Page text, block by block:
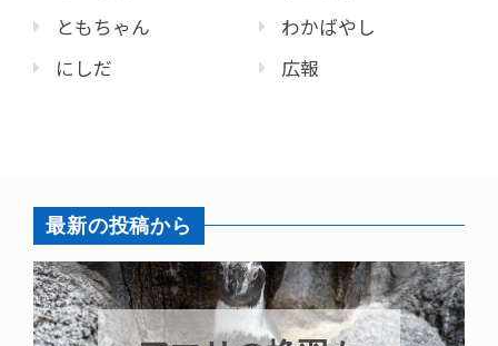
ともちゃん
にしだ
わかばやし
広報
最新の投稿から